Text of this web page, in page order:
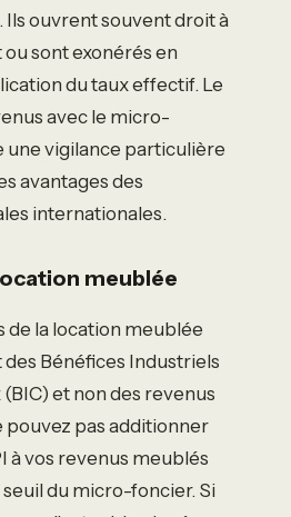
Ils ouvrent souvent droit à
sont exonérés en
du taux effectif. Le
avec le micro-
une vigilance particulière
avantages des
internationales.
meublée
de la location meublée
Bénéfices Industriels
et non des revenus
pouvez pas additionner
à vos revenus meublés
du micro-foncier. Si